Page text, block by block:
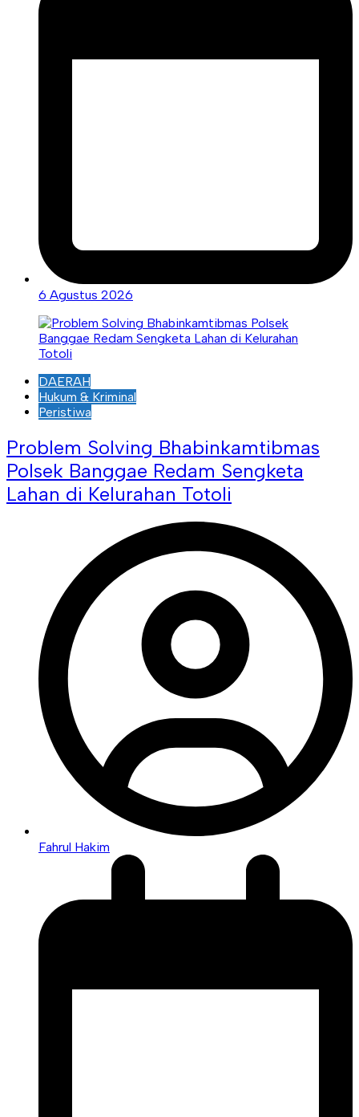
6 Agustus 2026
DAERAH
Hukum & Kriminal
Peristiwa
Problem Solving Bhabinkamtibmas
Polsek Banggae Redam Sengketa
Lahan di Kelurahan Totoli
Fahrul Hakim